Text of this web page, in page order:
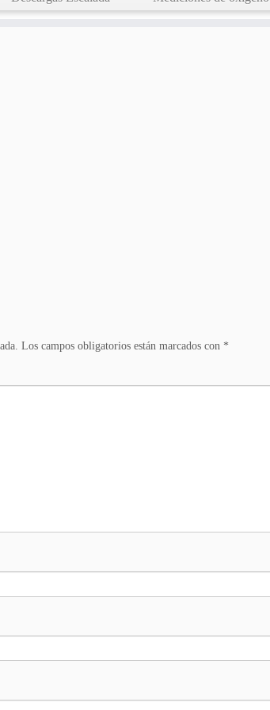
Los campos obligatorios están marcados con *